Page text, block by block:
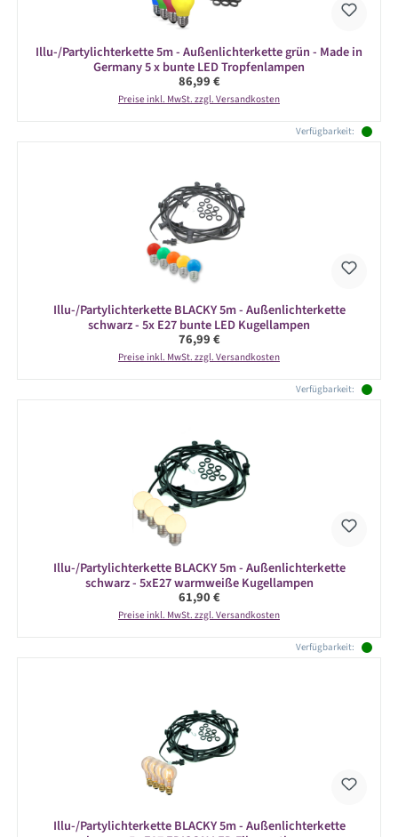
Illu-/Partylichterkette 5m - Außenlichterkette grün - Made in
Germany 5 x bunte LED Tropfenlampen
Regulärer Preis:
86,99 €
Preise inkl. MwSt. zzgl. Versandkosten
Verfügbarkeit:
Illu-/Partylichterkette BLACKY 5m - Außenlichterkette
schwarz - 5x E27 bunte LED Kugellampen
Regulärer Preis:
76,99 €
Preise inkl. MwSt. zzgl. Versandkosten
Verfügbarkeit:
Illu-/Partylichterkette BLACKY 5m - Außenlichterkette
schwarz - 5xE27 warmweiße Kugellampen
Regulärer Preis:
61,90 €
Preise inkl. MwSt. zzgl. Versandkosten
Verfügbarkeit:
Illu-/Partylichterkette BLACKY 5m - Außenlichterkette